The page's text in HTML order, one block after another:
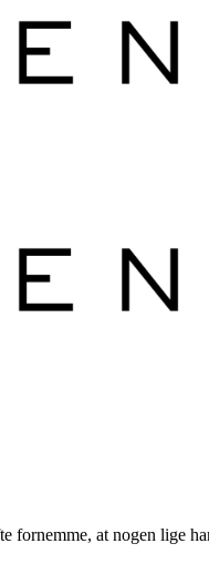
fornemme, at nogen lige